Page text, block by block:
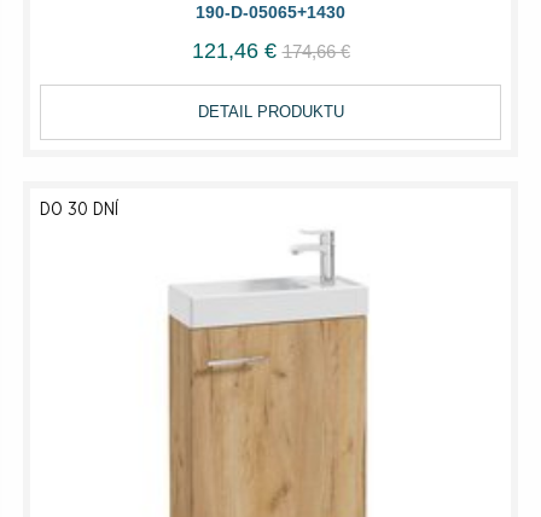
190-D-05065+1430
121,46 € 174,66 €
DETAIL PRODUKTU
DO 30 DNÍ